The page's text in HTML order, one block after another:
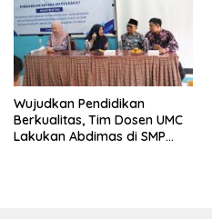
Wujudkan Pendidikan
Berkualitas, Tim Dosen UMC
Lakukan Abdimas di SMP